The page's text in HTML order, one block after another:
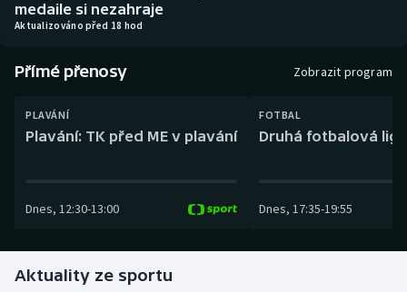
Boby a skeleton
Box
Curling
Golf
AZ kvíz
medaile si nezahraje
Aktualizováno před 18 hod
Přímé přenosy Zobrazit program
PLAVÁNÍ
Plavání: TK před ME v plavání
Dnes, 12:30-13:00
FOTBAL
Druhá fotbalová
Dnes, 17:35-19:55
Aktuality ze sportu